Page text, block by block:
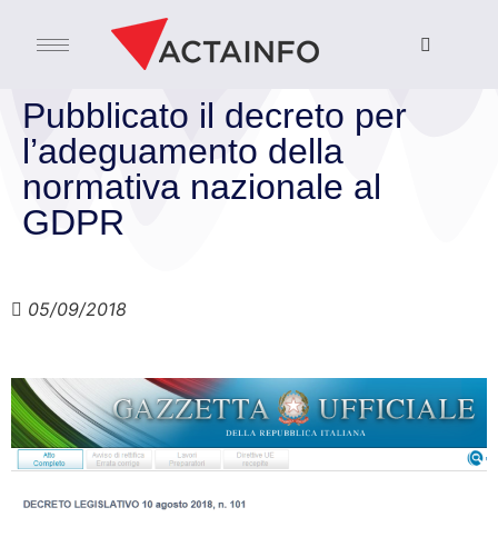
Pubblicato il decreto per
l’adeguamento della
normativa nazionale al
GDPR
05/09/2018